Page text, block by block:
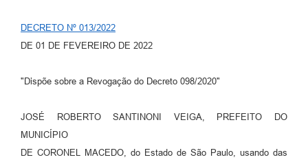
DECRETO Nº 013/2022
DE 01 DE FEVEREIRO DE 2022
"Dispõe sobre a Revogação do Decreto 098/2020"
JOSÉ ROBERTO SANTINONI VEIGA, PREFEITO DO
MUNICÍPIO
DE CORONEL MACEDO, do Estado de São Paulo, usando das